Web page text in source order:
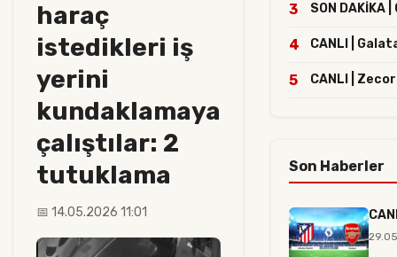
haraç
istedikleri iş
yerini
kundaklamaya
çalıştılar: 2
tutuklama
📅 14.05.2026 11:01
3 SON
4 CANLI |
5 CANLI |
Son Haberler